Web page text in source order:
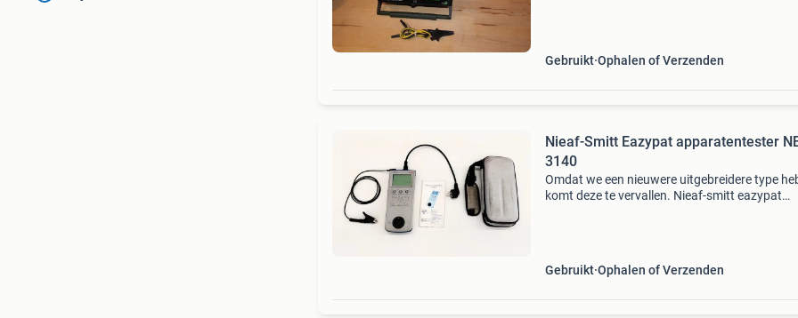
Gebruikt Ophalen of Verzenden
Nieaf-Smitt Eazypat apparatentester
3140
Omdat we een nieuwere uitgebreidere type
komt deze te vervallen. Nieaf-smitt eazypat
Gebruikt Ophalen of Verzenden